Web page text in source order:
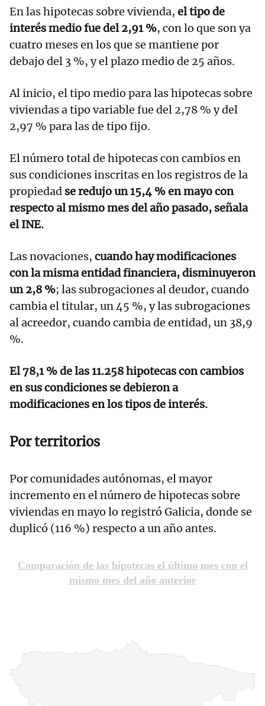
En las hipotecas sobre vivienda, el tipo de
interés medio fue del 2,91 %, con lo que son ya
cuatro meses en los que se mantiene por
debajo del 3 %, y el plazo medio de 25 años.
Al inicio, el tipo medio para las hipotecas sobre
viviendas a tipo variable fue del 2,78 % y del
2,97 % para las de tipo fijo.
El número total de hipotecas con cambios en
sus condiciones inscritas en los registros de la
propiedad se redujo un 15,4 % en mayo con
respecto al mismo mes del año pasado, señala
el INE.
Las novaciones, cuando hay modificaciones
con la misma entidad financiera, disminuyeron
un 2,8 %; las subrogaciones al deudor, cuando
cambia el titular, un 45 %, y las subrogaciones
al acreedor, cuando cambia de entidad, un 38,9
%.
El 78,1 % de las 11.258 hipotecas con cambios
en sus condiciones se debieron a
modificaciones en los tipos de interés.
Por territorios
Por comunidades autónomas, el mayor
incremento en el número de hipotecas sobre
viviendas en mayo lo registró Galicia, donde se
duplicó (116 %) respecto a un año antes.